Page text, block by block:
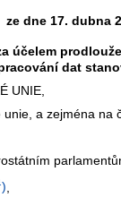
ze dne 17. dubna
účelem
dat
UNIE,
a zejména na
)